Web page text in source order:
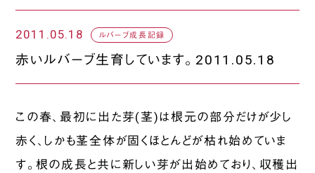
2011.05.18 ルバーブ成長記録
赤いルバーブ生育しています。 2011.05.18
この春、最初に出た芽(茎)は根元の部分だけが少し
赤く、しかも茎全体が固くほとんどが枯れ始めていま
す。根の成長と共に新しい芽が出始めており、収穫出